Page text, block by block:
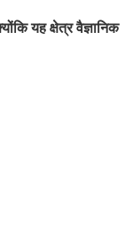
यह क्षेत्र वैज्ञानिक